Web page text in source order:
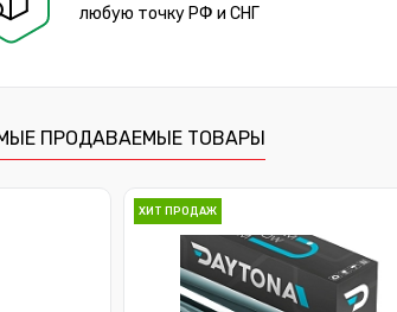
любую точку РФ и СНГ
ПРОДАВАЕМЫЕ ТОВАРЫ
ХИТ ПРОДАЖ